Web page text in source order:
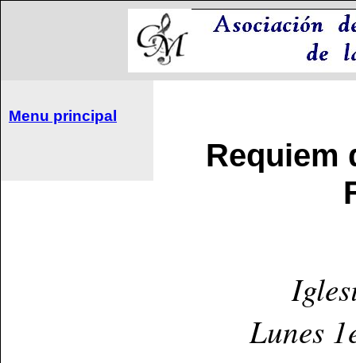
Menu principal
Requiem
Lunes